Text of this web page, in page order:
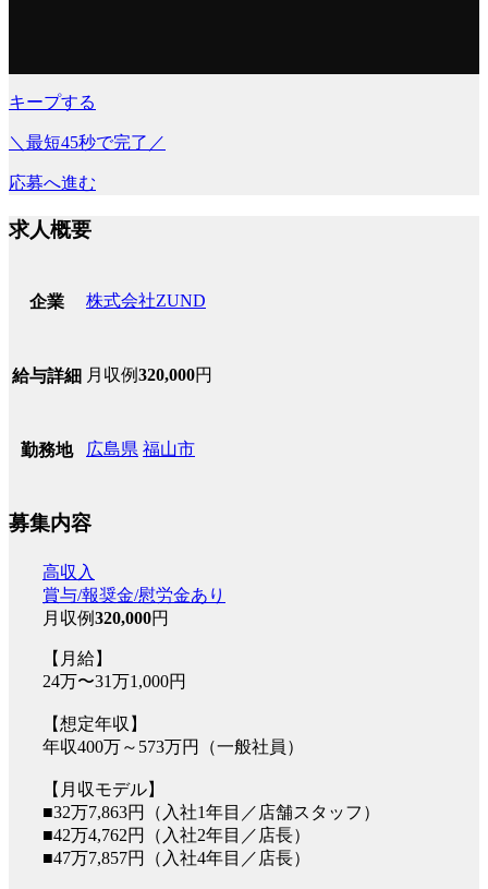
キープする
＼最短45秒で完了／
応募へ進む
求人概要
企業 株式会社ZUND
給与詳細 月収例320,000円
勤務地 広島県 福山市
募集内容
高収入
賞与/報奨金/慰労金あり
月収例320,000円
【月給】
24万〜31万1,000円
【想定年収】
年収400万～573万円（一般社員）
【月収モデル】
■32万7,863円（入社1年目／店舗スタッフ）
■42万4,762円（入社2年目／店長）
■47万7,857円（入社4年目／店長）